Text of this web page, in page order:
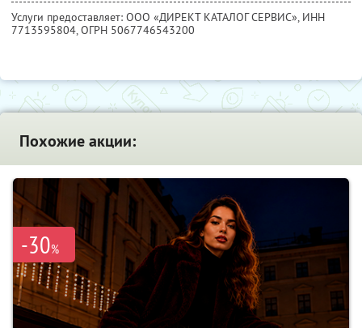
Услуги предоставляет: ООО «ДИРЕКТ КАТАЛОГ СЕРВИС», ИНН
7713595804, ОГРН 5067746543200
Похожие акции:
-30%